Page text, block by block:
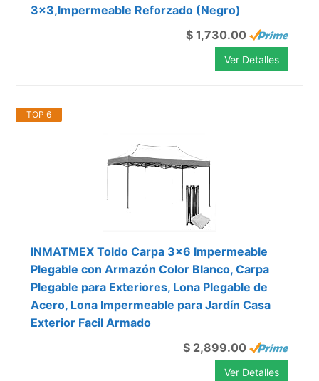
3x3,Impermeable Reforzado (Negro)
$ 1,730.00
Ver Detalles
TOP 6
INMATMEX Toldo Carpa 3x6 Impermeable
Plegable con Armazón Color Blanco, Carpa
Plegable para Exteriores, Lona Plegable de
Acero, Lona Impermeable para Jardín Casa
Exterior Facil Armado
$ 2,899.00
Ver Detalles